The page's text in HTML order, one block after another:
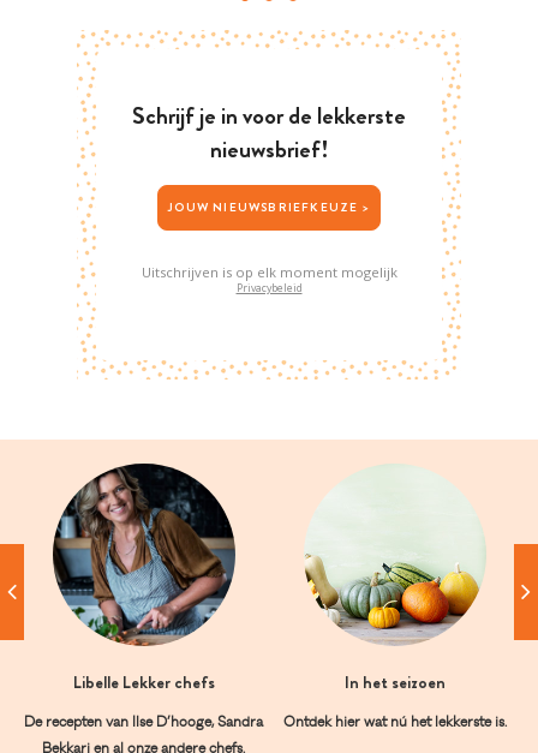
Schrijf je in voor de lekkerste
nieuwsbrief!
JOUW NIEUWSBRIEFKEUZE >
Uitschrijven is op elk moment mogelijk
Privacybeleid
Libelle Lekker chefs
De recepten van Ilse D’hooge, Sandra
Bekkari en al onze andere chefs.
In het seizoen
Ontdek hier wat nú het lekkerste is.